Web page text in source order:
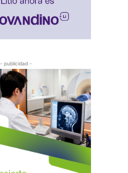
- publicidad -